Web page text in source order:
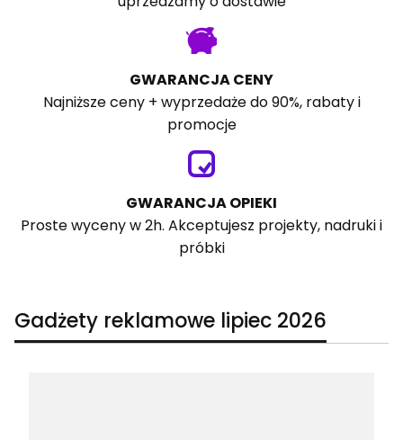
GWARANCJA CENY
Najniższe ceny + wyprzedaże do 90%, rabaty i
promocje
GWARANCJA OPIEKI
Proste wyceny w 2h. Akceptujesz projekty, nadruki i
próbki
Gadżety reklamowe lipiec 2026